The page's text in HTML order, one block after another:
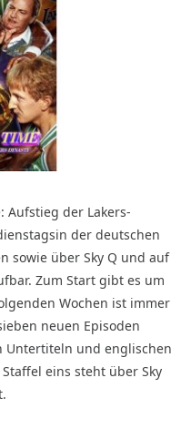
Aufstieg der Lakers-
der deutschen
sowie über Sky Q und auf
Zum Start gibt es um
Wochen ist immer
neuen Episoden
Untertiteln und englischen
eins steht über Sky